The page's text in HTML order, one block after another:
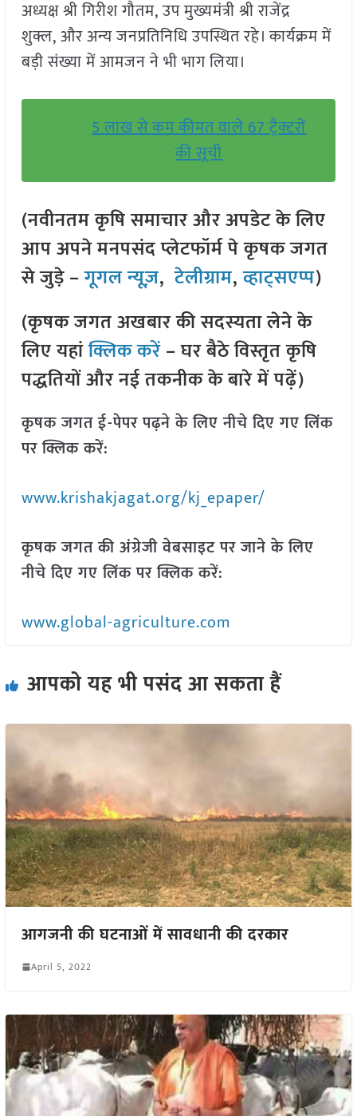
अध्यक्ष श्री गिरीश गौतम, उप मुख्यमंत्री श्री राजेंद्र
शुक्ल, और अन्य जनप्रतिनिधि उपस्थित रहे। कार्यक्रम में
बड़ी संख्या में आमजन ने भी भाग लिया।
5 लाख से कम कीमत वाले 67 ट्रैक्टरों
की सूची
(नवीनतम कृषि समाचार और अपडेट के लिए
आप अपने मनपसंद प्लेटफॉर्म पे कृषक जगत
से जुड़े –गूगल न्यूज़,टेलीग्राम,व्हाट्सएप्प)
(कृषक जगत अखबार की सदस्यता लेने के
लिए यहांक्लिक करें– घर बैठे विस्तृत कृषि
पद्धतियों और नई तकनीक के बारे में पढ़ें)
कृषक जगत ई-पेपर पढ़ने के लिए नीचे दिए गए लिंक
पर क्लिक करें:
www.krishakjagat.org/kj_epaper/
कृषक जगत की अंग्रेजी वेबसाइट पर जाने के लिए
नीचे दिए गए लिंक पर क्लिक करें:
www.global-agriculture.com
आपको यह भी पसंद आ सकता हैं
आगजनी की घटनाओं में सावधानी की दरकार
April 5, 2022